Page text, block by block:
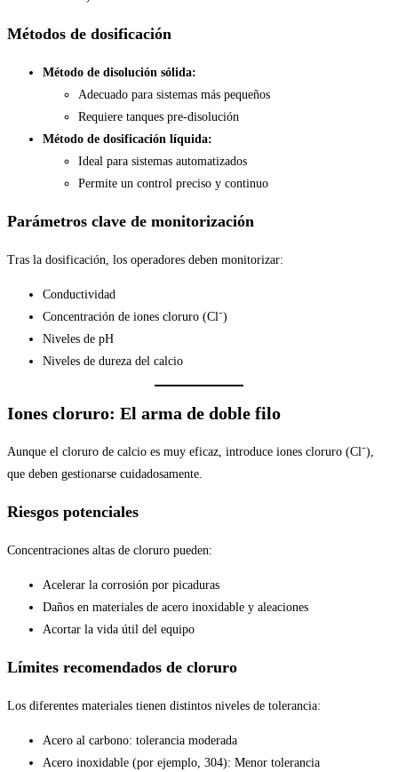
Métodos de dosificación
Método de disolución sólida:
Adecuado para sistemas más pequeños
Requiere tanques pre-disolución
Método de dosificación líquida:
Ideal para sistemas automatizados
Permite un control preciso y continuo
Parámetros clave de monitorización
Tras la dosificación, los operadores deben monitorizar:
Conductividad
Concentración de iones cloruro (Cl⁻)
Niveles de pH
Niveles de dureza del calcio
Iones cloruro: El arma de doble filo
Aunque el cloruro de calcio es muy eficaz, introduce iones cloruro (Cl⁻),
que deben gestionarse cuidadosamente.
Riesgos potenciales
Concentraciones altas de cloruro pueden:
Acelerar la corrosión por picaduras
Daños en materiales de acero inoxidable y aleaciones
Acortar la vida útil del equipo
Límites recomendados de cloruro
Los diferentes materiales tienen distintos niveles de tolerancia:
Acero al carbono: tolerancia moderada
Acero inoxidable (por ejemplo, 304): Menor tolerancia